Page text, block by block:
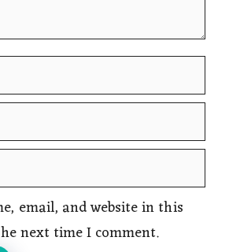
email, and website in this
next time I comment.